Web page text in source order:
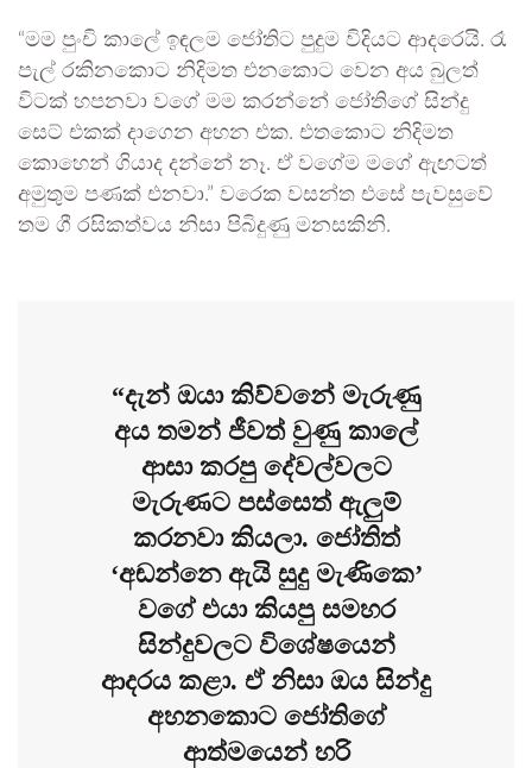
“මම පුංචි කාලේ ඉඳලම ජෝතිට පුදුම විදියට ආදරෙයි. රෑ
පැල් රකිනකොට නිදිමත එනකොට වෙන අය බුලත්
විටක් හපනවා වගේ මම කරන්නේ ජෝතිගේ සින්දු
සෙට් එකක් දාගෙන අහන එක. එතකොට නිදිමත
කොහෙන් ගියාද දන්නේ නෑ. ඒ වගේම මගේ ඇඟටත්
අමුතුම පණක් එනවා.” වරෙක වසන්ත එසේ පැවසුවේ
තම ගී රසිකත්වය නිසා පිබිදුණු මනසකිනි.
“දැන් ඔයා කිව්වනේ මැරුණු
අය තමන් ජීවත් වුණු කාලේ
ආසා කරපු දේවල්වලට
මැරුණට පස්සෙත් ඇලුම්
කරනවා කියලා. ජෝතිත්
‘අඬන්නෙ ඇයි සුදු මැණිකෙ’
වගේ එයා කියපු සමහර
සින්දුවලට විශේෂයෙන්
ආදරය කළා. ඒ නිසා ඔය සින්දු
අහනකොට ජෝතිගේ
ආත්මයෙන් හරි